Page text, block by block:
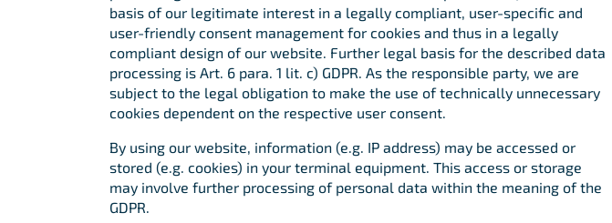
basis of our legitimate interest in a legally compliant, user-specific and
user-friendly consent management for cookies and thus in a legally
compliant design of our website. Further legal basis for the described data
processing is Art. 6 para. 1 lit. c) GDPR. As the responsible party, we are
subject to the legal obligation to make the use of technically unnecessary
cookies dependent on the respective user consent.
By using our website, information (e.g. IP address) may be accessed or
stored (e.g. cookies) in your terminal equipment. This access or storage
may involve further processing of personal data within the meaning of the
GDPR.